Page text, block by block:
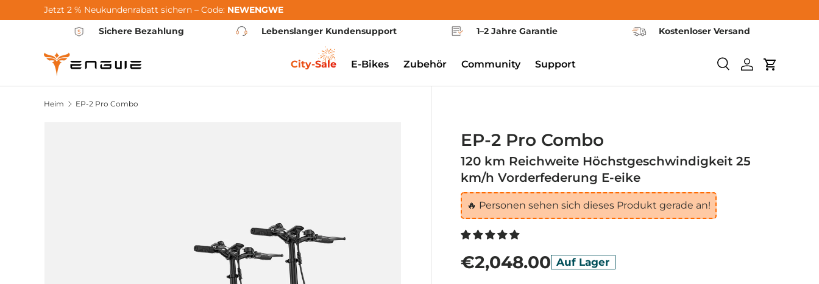
Zum Inhalt springen
Jetzt 2 % Neukundenrabatt sichern – Code: NEWENGWE
Sichere Bezahlung
Lebenslanger Kundensupport 1–2 Jahre Garantie Kostenloser Versand
SuchenEinloggen
City-Sale E-Bikes Zubehör Community Support
Heim EP-2 Pro Combo
EP-2 Pro Combo
120 km Reichweite Höchstgeschwindigkeit 25
km/h Vorderfederung E-eike
🔥 Personen sehen sich dieses Produkt gerade an!
€2,048.00 Auf Lager